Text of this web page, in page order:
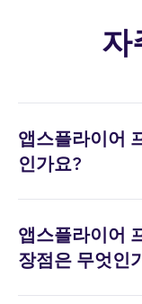
자
앱스플라이어
인가요?
폼들이 자사의
드라인과 설정에
고 통제된 환경
앱스플라이어
장점은 무엇인